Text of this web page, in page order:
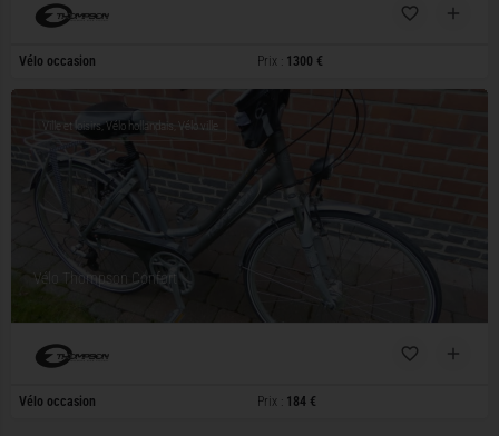
Vélo occasion Prix : 1300 €
Vélo Thompson Confort
Ville et loisirs, Vélo hollandais, Vélo ville
Vélo occasion Prix : 184 €